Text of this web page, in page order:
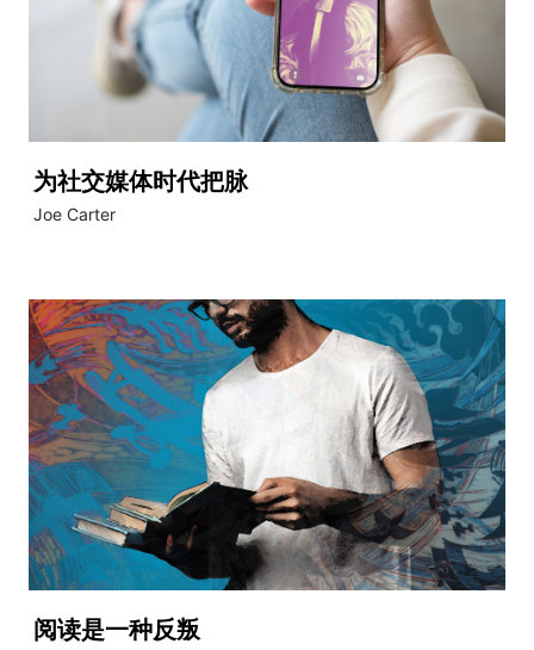
为社交媒体时代把脉
Joe Carter
阅读是一种反叛